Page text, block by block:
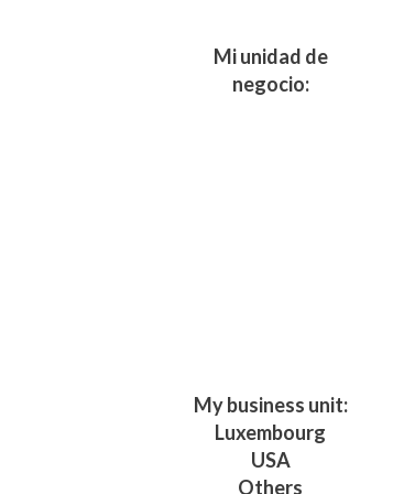
Mi unidad de
negocio:
My business unit:
Luxembourg
USA
Others